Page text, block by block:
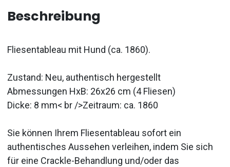
Beschreibung
Fliesentableau mit Hund (ca. 1860).
Zustand: Neu, authentisch hergestellt
Abmessungen HxB: 26x26 cm (4 Fliesen)
Dicke: 8 mm< br />Zeitraum: ca. 1860
Sie können Ihrem Fliesentableau sofort ein
authentisches Aussehen verleihen, indem Sie sich
für eine Crackle-Behandlung und/oder das